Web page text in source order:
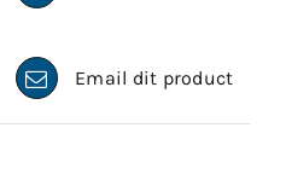
Email dit product